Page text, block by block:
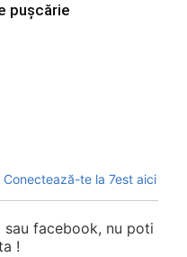
pușcărie
Conectează-te la 7est aici
facebook, nu poti
!